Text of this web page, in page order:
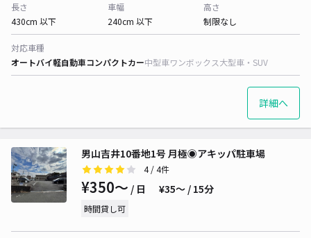
長さ
430cm 以下
車幅
240cm 以下
高さ
制限なし
対応車種
オートバイ軽自動車コンパクトカー中型車ワンボックス大型車・SUV
詳細へ
男山吉井10番地1号 月極◉アキッパ駐車場
4/ 4件
¥350〜 / 日 ¥35〜 / 15分
時間貸し可